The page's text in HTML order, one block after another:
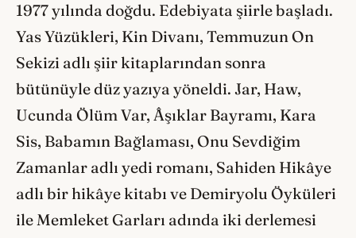
1977 yılında doğdu. Edebiyata şiirle başladı.
Yas Yüzükleri, Kin Divanı, Temmuzun On
Sekizi adlı şiir kitaplarından sonra
bütünüyle düz yazıya yöneldi. Jar, Haw,
Ucunda Ölüm Var, Âşıklar Bayramı, Kara
Sis, Babamın Bağlaması, Onu Sevdiğim
Zamanlar adlı yedi romanı, Sahiden Hikâye
adlı bir hikâye kitabı ve Demiryolu Öyküleri
ile Memleket Garları adında iki derlemesi